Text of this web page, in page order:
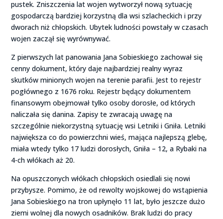
pustek. Zniszczenia lat wojen wytworzył nową sytuację
gospodarczą bardziej korzystną dla wsi szlacheckich i przy
dworach niż chłopskich. Ubytek ludności powstały w czasach
wojen zaczął się wyrównywać.
Z pierwszych lat panowania Jana Sobieskiego zachował się
cenny dokument, który daje najbardziej realny wyraz
skutków minionych wojen na terenie parafii. Jest to rejestr
pogłównego z 1676 roku. Rejestr będący dokumentem
finansowym obejmował tylko osoby dorosłe, od których
naliczała się danina. Zapisy te zwracają uwagę na
szczególnie niekorzystną sytuację wsi Letniki i Gniła. Letniki
największa co do powierzchni wieś, mająca najlepszą glebę,
miała wtedy tylko 17 ludzi dorosłych, Gniła – 12, a Rybaki na
4-ch włókach aż 20.
Na opuszczonych włókach chłopskich osiedlali się nowi
przybysze. Pomimo, że od rewolty wojskowej do wstąpienia
Jana Sobieskiego na tron upłynęło 11 lat, było jeszcze dużo
ziemi wolnej dla nowych osadników. Brak ludzi do pracy